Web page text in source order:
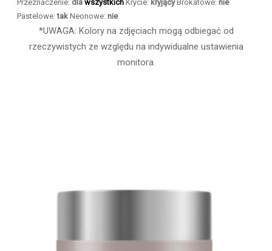
Przeznaczenie: dla wszystkich Krycie: kryjącyBrokatowe: nie
Pastelowe:tak Neonowe: nie
*UWAGA: Kolory na zdjęciach mogą odbiegać od
rzeczywistych ze względu na indywidualne ustawienia
monitora.